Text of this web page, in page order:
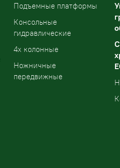
Подъемные платформы
Консольные
гидравлические
4х колонные
Ножничные
передвижные